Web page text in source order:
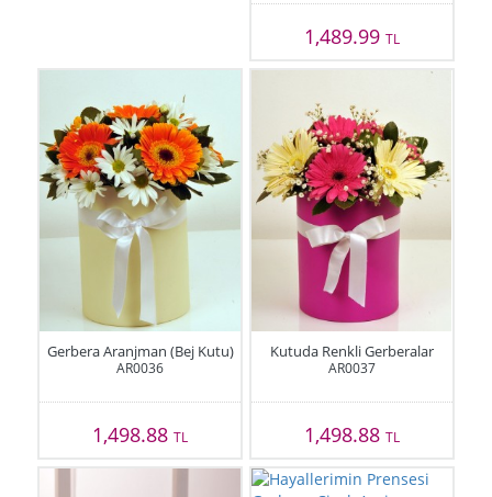
1,489.99 TL
Gerbera Aranjman (Bej Kutu)
AR0036
1,498.88TL
Kutuda Renkli Gerberalar
AR0037
1,498.88 TL